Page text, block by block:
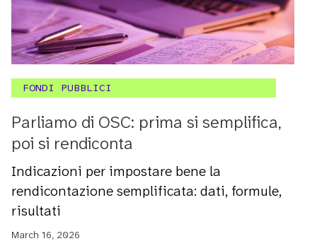
FONDI PUBBLICI
Parliamo di OSC: prima si semplifica,
poi si rendiconta
Indicazioni per impostare bene la
rendicontazione semplificata: dati, formule,
risultati
March 16, 2026